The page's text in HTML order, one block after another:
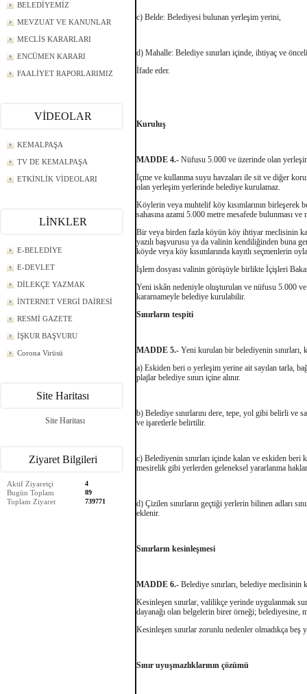
BELEDİYEMİZ
MEVZUAT VE KANUNLAR
MECLİS KARARLARI
ENCÜMEN KARARI
FAALİYET RAPORLARIMIZ
VİDEOLAR
KEMALPAŞA
TV DE KEMALPAŞA
ETKİNLİK VİDEOLARI
LİNKLER
E-BELEDİYE
E-DEVLET
DİLEKÇE YAZMAK
İNTERNET VERGİ DAİRESİ
RESMİ GAZETE
İŞKUR BAŞVURU
Corona Virüsü
Site Haritası
Site Haritası
Ziyaret Bilgileri
Aktif Ziyaretçi 4
Bugün Toplam 89
Toplam Ziyaret 739771
c) Belde: Belediyesi bulunan yerleşim yerini,
d) Mahalle: Belediye sınırları içinde, ihtiyaç ve
İfade eder.
Kuruluş
MADDE 4.- Nüfusu 5.000 ve üzerinde olan
İçme ve kullanma suyu havzaları ile sit ve diğer
olan yerleşim yerlerinde belediye kurulamaz.
Köylerin veya muhtelif köy kısımlarının birleşerek
sahasına azami 5.000 metre mesafede bulunması
Bir veya birden fazla köyün köy ihtiyar meclisinin
yazılı başvurusu ya da valinin kendiliğinden buna
köyde veya köy kısımlarında kayıtlı seçmenlerin
İşlem dosyası valinin görüşüyle birlikte İçişleri
Yeni iskân nedeniyle oluşturulan ve nüfusu 5.000
kararnameyle belediye kurulabilir.
Sınırların tespiti
MADDE 5.- Yeni kurulan bir belediyenin sınırları,
a) Eskiden beri o yerleşim yerine ait sayılan tarla,
plajlar belediye sınırı içine alınır.
b) Belediye sınırlarını dere, tepe, yol gibi belirli ve
ve işaretlerle belirtilir.
c) Belediyenin sınırları içinde kalan ve eskiden beri
mesirelik gibi yerlerden geleneksel yararlanma
d) Çizilen sınırların geçtiği yerlerin bilinen adları
eklenir.
Sınırların kesinleşmesi
MADDE 6.- Belediye sınırları, belediye
Kesinleşen sınırlar, valilikçe yerinde uygulanmak
dayanağı olan belgelerin birer örneği;
Kesinleşen sınırlar zorunlu nedenler olmadıkça beş
Sınır uyuşmazlıklarının çözümü